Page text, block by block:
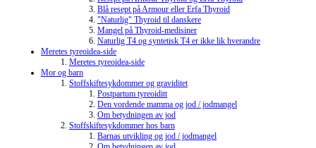
Blå resept på Armour eller Erfa Thyroid
"Naturlig" Thyroid til danskere
Mangel på Thyroid-medisiner
Naturlig T4 og syntetisk T4 er ikke lik hverandre
Meretes tyreoidea-side
Meretes tyreoidea-side
Mor og barn
Stoffskiftesykdommer og graviditet
Postpartum tyreoiditt
Den vordende mamma og jod / jodmangel
Om betydningen av jod
Stoffskiftesykdommer hos barn
Barnas utvikling og jod / jodmangel